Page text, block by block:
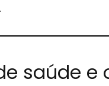
saúde e